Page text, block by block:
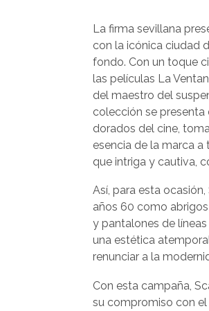
La firma sevillana
con la icónica ciudad
fondo. Con un toque
las películas La
del maestro del
colección se
dorados del cine,
esencia de la marca a
que intriga y cautiva,
Así, para esta
años 60 como
y pantalones de
una estética
renunciar a la
Con esta campaña,
su compromiso con